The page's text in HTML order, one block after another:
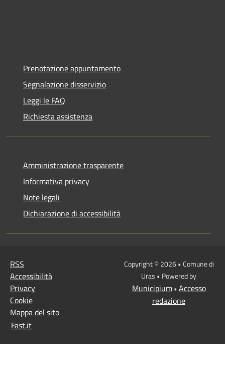
Prenotazione appuntamento
Segnalazione disservizio
Leggi le FAQ
Richiesta assistenza
Amministrazione trasparente
Informativa privacy
Note legali
Dichiarazione di accessibilità
RSS
Accessibilità
Privacy
Cookie
Mappa del sito
Fast.it
Copyright © 2026 • Comune di
Uras • Powered by
Municipium• Accesso
redazione